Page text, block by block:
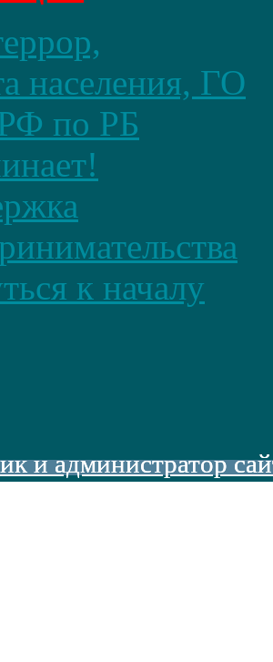
населения, ГО
по РБ
к началу
и администратор